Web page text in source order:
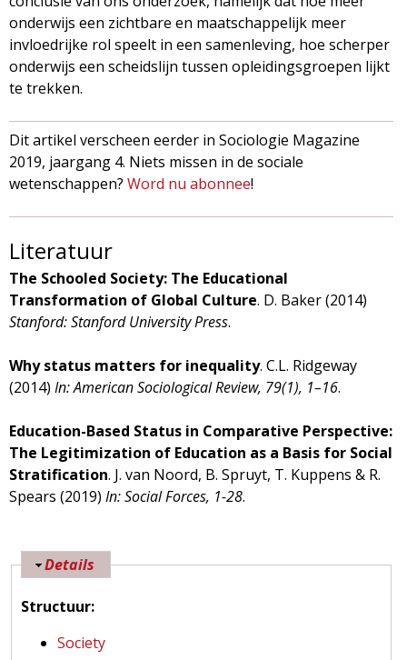
onderwijs een zichtbare en maatschappelijk meer
invloedrijke rol speelt in een samenleving, hoe scherper
onderwijs een scheidslijn tussen opleidingsgroepen lijkt
te trekken.
Dit artikel verscheen eerder in Sociologie Magazine
2019, jaargang 4. Niets missen in de sociale
wetenschappen? Word nu abonnee!
Literatuur
The Schooled Society: The Educational
Transformation of Global Culture. D. Baker (2014)
Stanford: Stanford University Press.
Why status matters for inequality. C.L. Ridgeway
(2014) In: American Sociological Review, 79(1), 1–16.
Education-Based Status in Comparative Perspective:
The Legitimization of Education as a Basis for Social
Stratification. J. van Noord, B. Spruyt, T. Kuppens & R.
Spears (2019) In: Social Forces, 1-28.
V
r
e
Details
Structuur:
Society